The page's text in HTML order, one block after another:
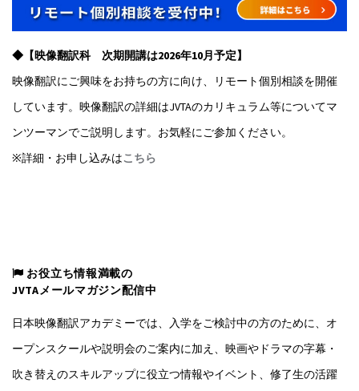
◆【映像翻訳科 次期開講は2026年10月予定】
映像翻訳にご興味をお持ちの方に向け、リモート個別相談を開催
しています。映像翻訳の詳細はJVTAのカリキュラム等についてマ
ンツーマンでご説明します。お気軽にご参加ください。
※詳細・お申し込みはこちら
お役立ち情報満載の
JVTAメールマガジン配信中
日本映像翻訳アカデミーでは、入学をご検討中の方のために、オ
ープンスクールや説明会のご案内に加え、映画やドラマの字幕・
吹き替えのスキルアップに役立つ情報やイベント、修了生の活躍